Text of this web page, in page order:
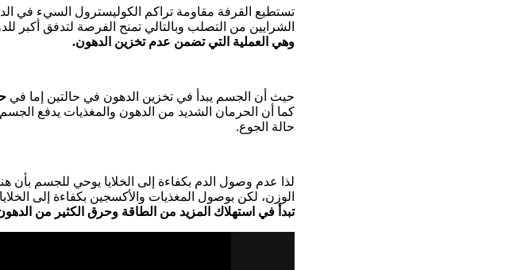
تستطيع القرفة مقاومة تراكم الكوليسترول السيء في
الشرايين من التصلب وبالتالي تمنح الفرصة لتدفق أكبر
وهي العملية التي تضمن عدم تخزين الدهون.
حيث أن الجسم يبدأ في تخزين الدهون في حالتين إما في
كما أن الحرمان الشديد من الدهون والمغذيات يدفع
حالة الجوع.
لذا عدم وصول الدم بكفاءة إلى الخلايا يوحي للجسم بأن
الوزن، لكن بوصول المغذيات والأكسجين بكفاءة إلى
تبدأ في استهلاك المزيد من الطاقة وحرق الكثير من